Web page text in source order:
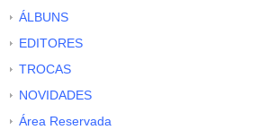
ÁLBUNS
EDITORES
TROCAS
NOVIDADES
Área Reservada